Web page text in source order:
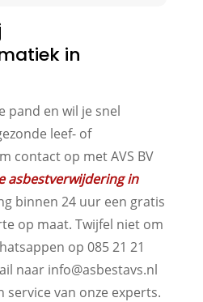
in
pand en wil je snel
leef- of
contact op met AVS BV
asbestverwijdering in
binnen 24 uur een gratis
op maat. Twijfel niet om
op 085 21 21
naar info@asbestavs.nl
service van onze experts.